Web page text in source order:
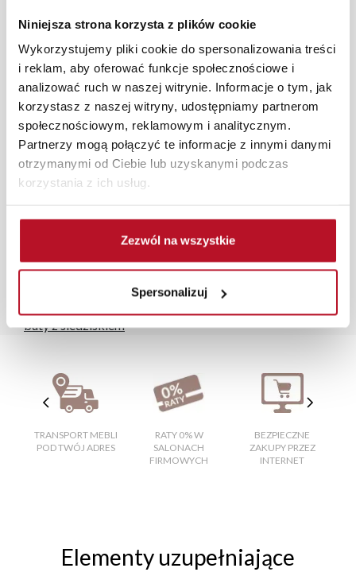
Niniejsza strona korzysta z plików cookie
Wykorzystujemy pliki cookie do spersonalizowania treści
i reklam, aby oferować funkcje społecznościowe i
analizować ruch w naszej witrynie. Informacje o tym, jak
korzystasz z naszej witryny, udostępniamy partnerom
społecznościowym, reklamowym i analitycznym.
Partnerzy mogą połączyć te informacje z innymi danymi
otrzymanymi od Ciebie lub uzyskanymi podczas
korzystania z ich usług.
Zezwól na wszystkie
Spersonalizuj
pomieszczenia wraz z wyceną. Każde zamówienie
złożone w sklepie stacjonarnym dostarczymy do 3 dni
roboczych na terenie całej Polski. W przypadku
zamówień internetowych czas dostawy wynosi do 5 dni
roboczych, również na terenie całego kraju. Wszystkie
zamówienia powyżej 1000 zł dostarczamy gratis
niezależnie od miejsca złożenia zamówienia.
Zdjęcia produktów mają charakter poglądowy.
się od widocznych na ekranie, zależnie od ustawień
monitora, rodzaju wyświetlacza i oświetlenia.
Popularne wyszukania:
duże szafy do sypialni
buty z siedziskiem
TRANSPORT MEBLI
POD TWÓJ ADRES
RATY 0% W
SALONACH
FIRMOWYCH
BEZPIECZNE
ZAKUPY PRZEZ
INTERNET
Elementy uzupełniające